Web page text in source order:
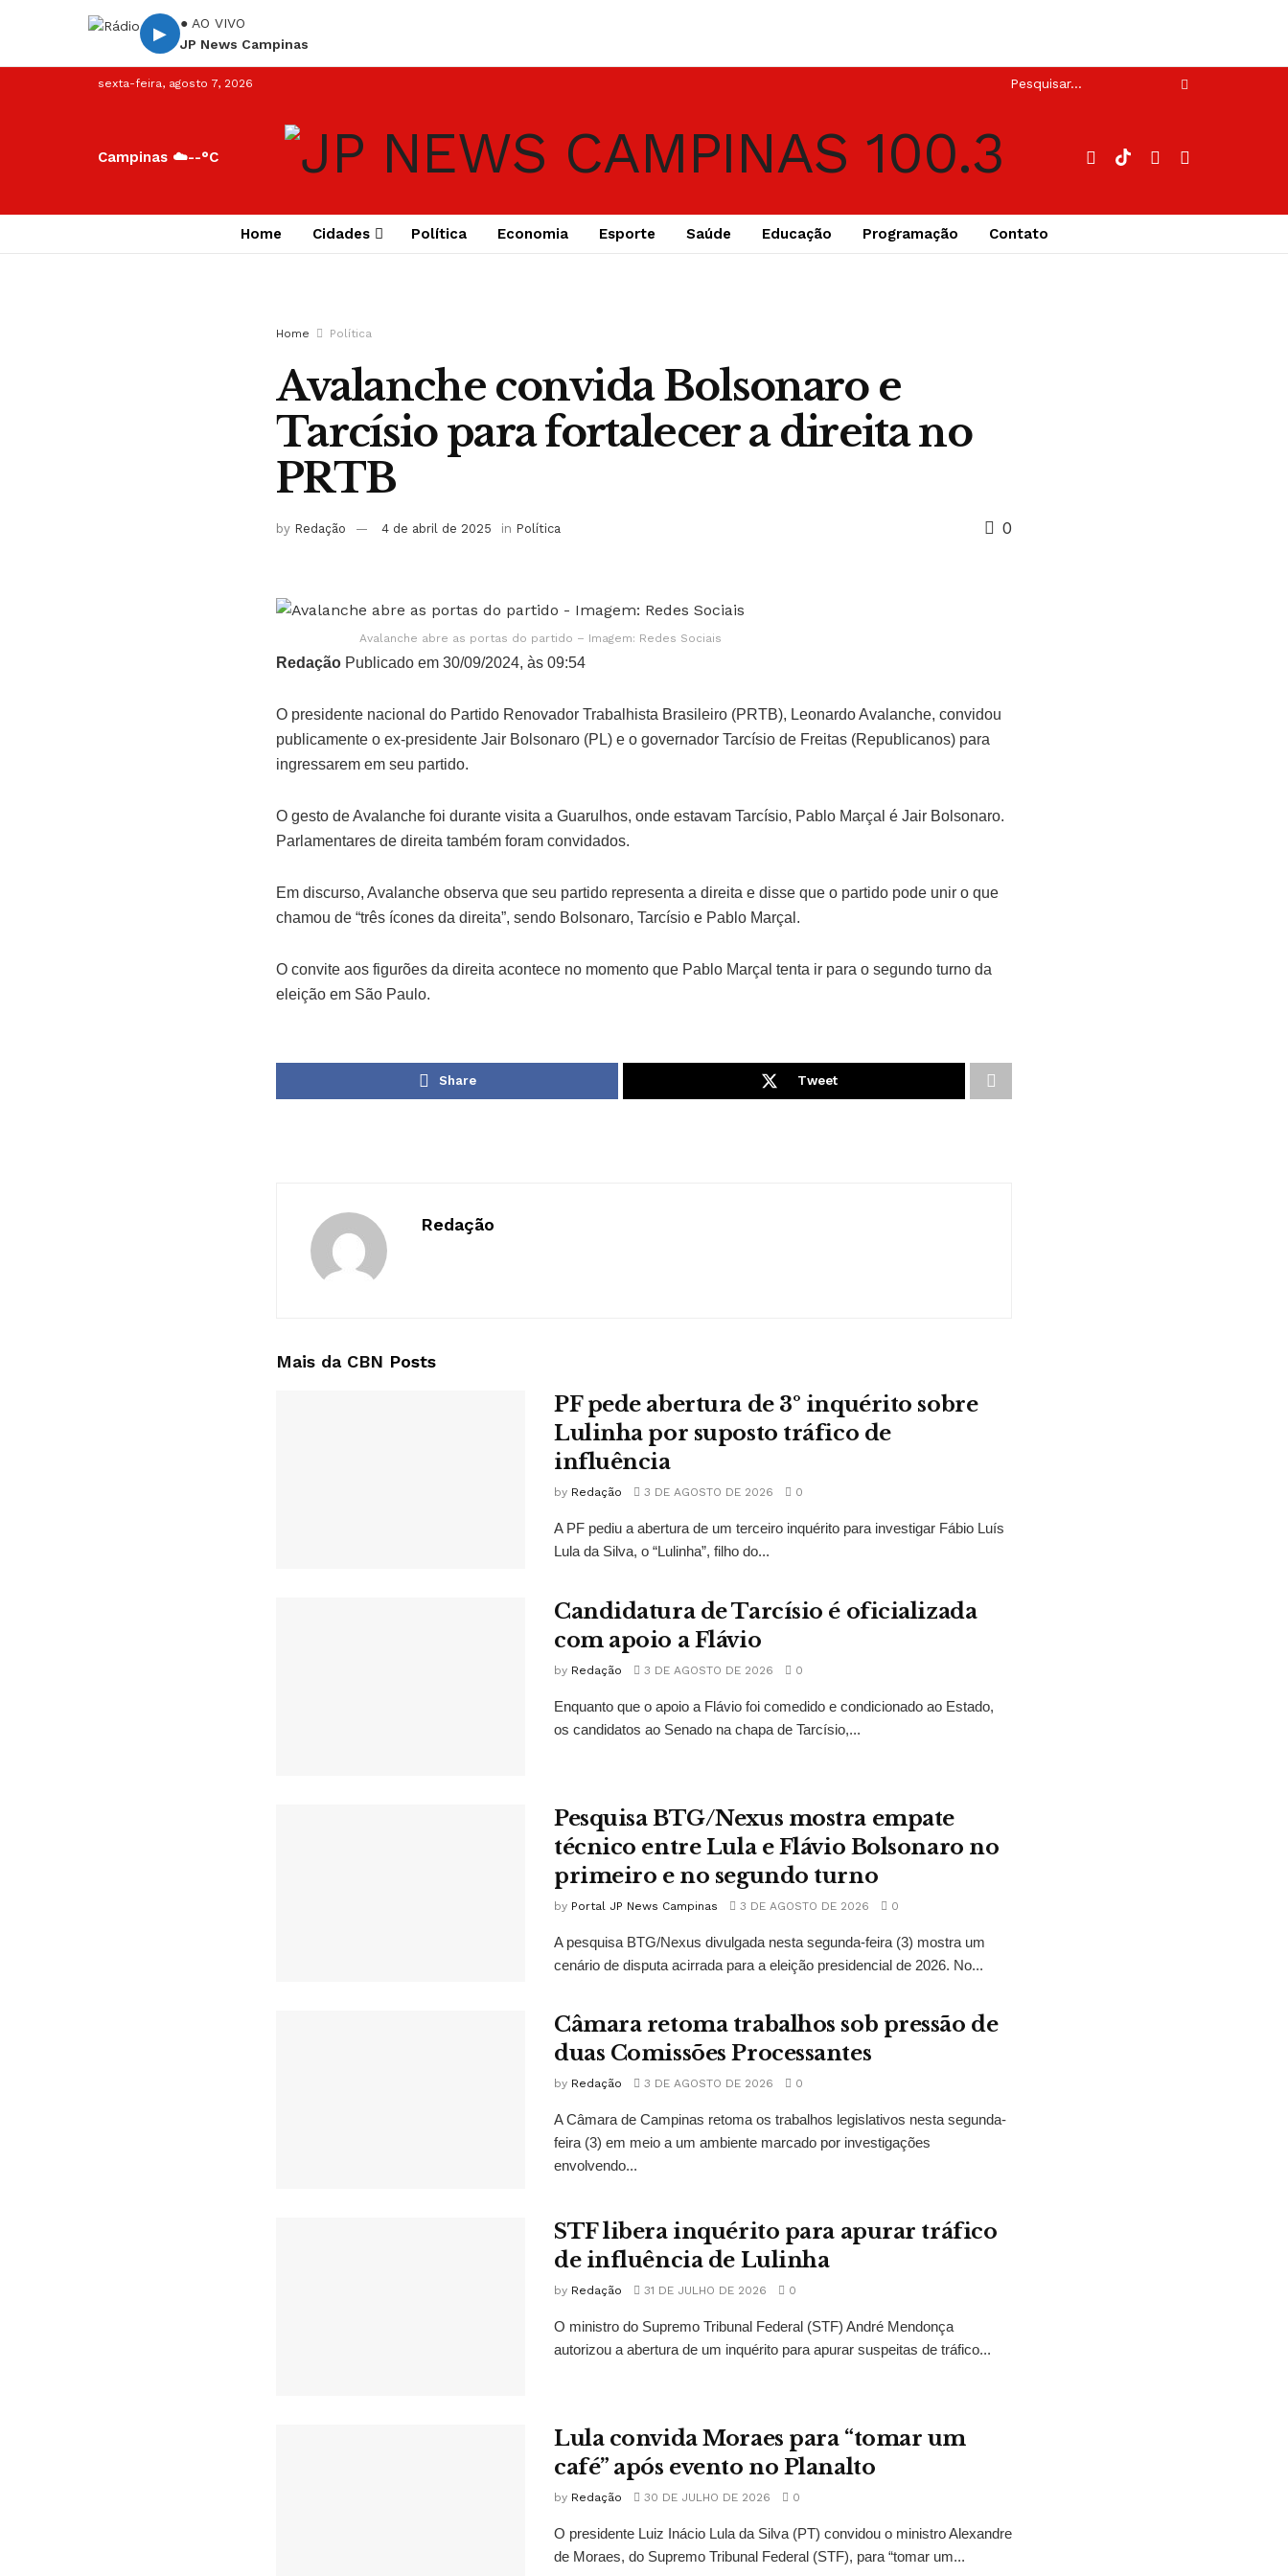
▶
● AO VIVO
JP News Campinas
sexta-feira, agosto 7, 2026
Campinas ☁️--°C
Home Cidades Política Economia Esporte Saúde Educação Programação Contato
Home Política
Avalanche convida Bolsonaro e
Tarcísio para fortalecer a direita no
PRTB
by Redação 4 de abril de 2025 in Política 0
Avalanche abre as portas do partido – Imagem: Redes Sociais
Redação Publicado em 30/09/2024, às 09:54
O presidente nacional do Partido Renovador Trabalhista Brasileiro (PRTB), Leonardo Avalanche, convidou
publicamente o ex-presidente Jair Bolsonaro (PL) e o governador Tarcísio de Freitas (Republicanos) para
ingressarem em seu partido.
O gesto de Avalanche foi durante visita a Guarulhos, onde estavam Tarcísio, Pablo Marçal é Jair Bolsonaro.
Parlamentares de direita também foram convidados.
Em discurso, Avalanche observa que seu partido representa a direita e disse que o partido pode unir o que
chamou de “três ícones da direita”, sendo Bolsonaro, Tarcísio e Pablo Marçal.
O convite aos figurões da direita acontece no momento que Pablo Marçal tenta ir para o segundo turno da
eleição em São Paulo.
Share Tweet
Redação
Mais da CBN Posts
PF pede abertura de 3º inquérito sobre
Lulinha por suposto tráfico de
influência
by Redação 3 DE AGOSTO DE 2026 0
A PF pediu a abertura de um terceiro inquérito para investigar Fábio Luís
Lula da Silva, o “Lulinha”, filho do...
Candidatura de Tarcísio é oficializada
com apoio a Flávio
by Redação 3 DE AGOSTO DE 2026 0
Enquanto que o apoio a Flávio foi comedido e condicionado ao Estado,
os candidatos ao Senado na chapa de Tarcísio,...
Pesquisa BTG/Nexus mostra empate
técnico entre Lula e Flávio Bolsonaro no
primeiro e no segundo turno
by Portal JP News Campinas 3 DE AGOSTO DE 2026 0
A pesquisa BTG/Nexus divulgada nesta segunda-feira (3) mostra um
cenário de disputa acirrada para a eleição presidencial de 2026. No...
Câmara retoma trabalhos sob pressão de
duas Comissões Processantes
by Redação 3 DE AGOSTO DE 2026 0
A Câmara de Campinas retoma os trabalhos legislativos nesta segunda-
feira (3) em meio a um ambiente marcado por investigações
envolvendo...
STF libera inquérito para apurar tráfico
de influência de Lulinha
by Redação 31 DE JULHO DE 2026 0
O ministro do Supremo Tribunal Federal (STF) André Mendonça
autorizou a abertura de um inquérito para apurar suspeitas de tráfico...
Lula convida Moraes para “tomar um
café” após evento no Planalto
by Redação 30 DE JULHO DE 2026 0
O presidente Luiz Inácio Lula da Silva (PT) convidou o ministro Alexandre
de Moraes, do Supremo Tribunal Federal (STF), para “tomar um...